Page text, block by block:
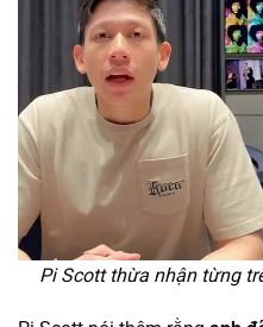
Pi Scott thừa nhận từng